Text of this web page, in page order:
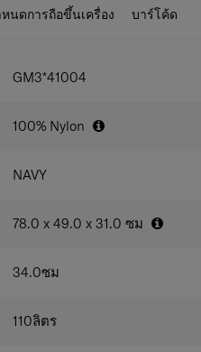
เพิ่มความปลอดภัยให้กับ
อจับคันชักคู่
recessed lock
บใส่สัมภาระที่ต้องการหยิบ
ณหูจับด้านข้างกระเป๋า
ายรัดแบบไขว้
นดการถือขึ้นเครื่อง บาร์โค้ด
GM3*41004
100% Nylon
NAVY
78.0 x 49.0 x 31.0 ซม
34.0ซม
110ลิตร